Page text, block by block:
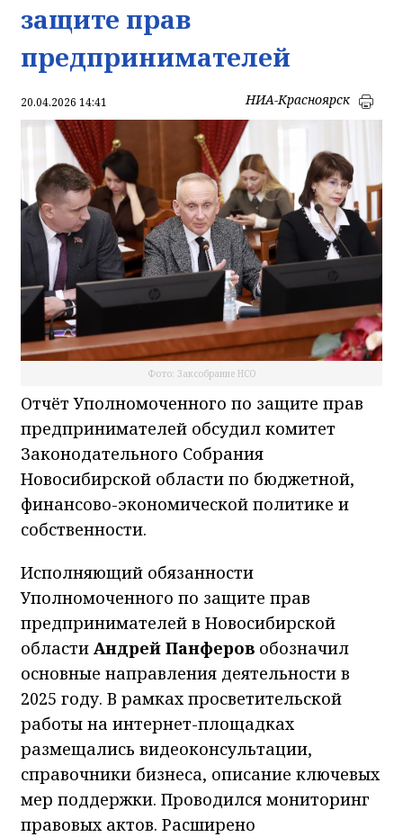
защите прав
предпринимателей
20.04.2026 14:41 НИА-Красноярск
Фото: Заксобрание НСО
Отчёт Уполномоченного по защите прав
предпринимателей обсудил комитет
Законодательного Собрания
Новосибирской области по бюджетной,
финансово-экономической политике и
собственности.
Исполняющий обязанности
Уполномоченного по защите прав
предпринимателей в Новосибирской
области Андрей Панферов обозначил
основные направления деятельности в
2025 году. В рамках просветительской
работы на интернет-площадках
размещались видеоконсультации,
справочники бизнеса, описание ключевых
мер поддержки. Проводился мониторинг
правовых актов. Расширено